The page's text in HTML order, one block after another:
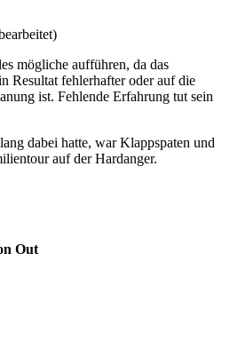
mögliche aufführen, da das
Resultat fehlerhafter oder auf die
ist. Fehlende Erfahrung tut sein
dabei hatte, war Klappspaten und
auf der Hardanger.
Out